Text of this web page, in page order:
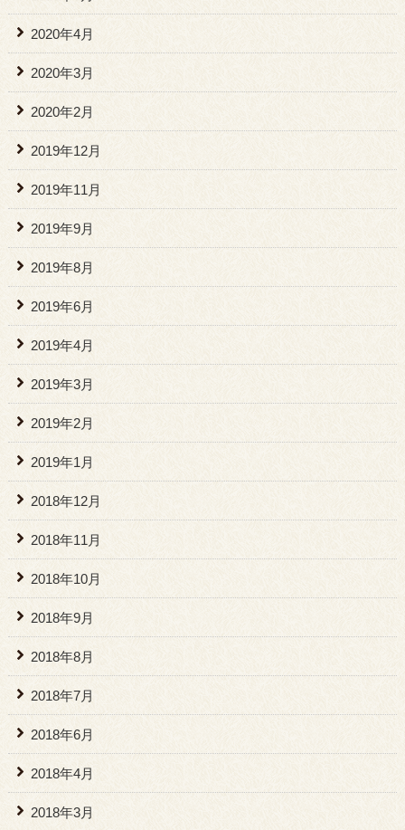
2020年4月
2020年3月
2020年2月
2019年12月
2019年11月
2019年9月
2019年8月
2019年6月
2019年4月
2019年3月
2019年2月
2019年1月
2018年12月
2018年11月
2018年10月
2018年9月
2018年8月
2018年7月
2018年6月
2018年4月
2018年3月